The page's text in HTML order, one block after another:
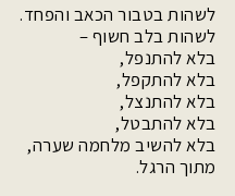
לשהות בטבור הכאב והפחד.
לשהות בלב חשוף –
בלא להתנפל,
בלא להתקפל,
בלא להתנצל,
בלא להתבטל,
בלא להשיב מלחמה שערה,
מתוך הרגל.